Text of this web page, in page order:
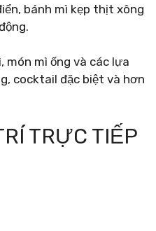
bánh mì kẹp thịt xông
món mì ống và các lựa
cocktail đặc biệt và hơn
TRỰC TIẾP